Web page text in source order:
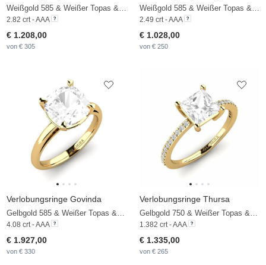
Weißgold 585 & Weißer Topas & Zirkonia
2.82 crt - AAA
€ 1.208,00
von € 305
Weißgold 585 & Weißer Topas & Zirkonia
2.49 crt - AAA
€ 1.028,00
von € 250
Verlobungsringe Govinda
Gelbgold 585 & Weißer Topas & Zirkonia
4.08 crt - AAA
€ 1.927,00
von € 330
Verlobungsringe Thursa
Gelbgold 750 & Weißer Topas & Diamant
1.382 crt - AAA
€ 1.335,00
von € 265